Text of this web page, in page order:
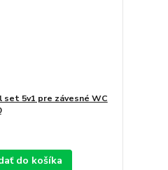
set 5v1 pre závesné WC
do košíka